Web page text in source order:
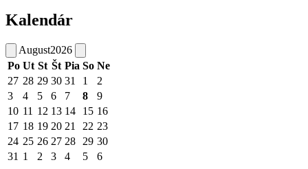
Kalendár
August2026
Po Ut St Št Pia So Ne
27 28 29 30 31 1
2
3
4 5 6 7 8
9
10 11 12 13 14 15 16
17 18 19 20 21 22 23
24 25 26 27 28 29 30
31 1 2 3 4 5 6